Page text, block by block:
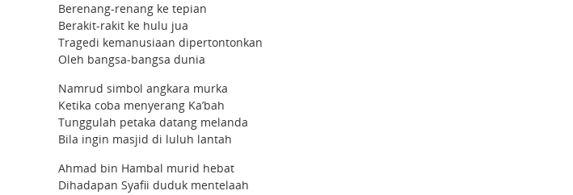
Berenang-renang ke tepian
Berakit-rakit ke hulu jua
Tragedi kemanusiaan dipertontonkan
Oleh bangsa-bangsa dunia
Namrud simbol angkara murka
Ketika coba menyerang Ka’bah
Tunggulah petaka datang melanda
Bila ingin masjid di luluh lantah
Ahmad bin Hambal murid hebat
Dihadapan Syafii duduk mentelaah